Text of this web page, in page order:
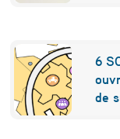
t
a
6
de